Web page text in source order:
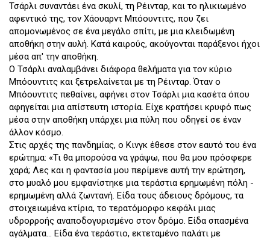
Τσάρλι συναντάει ένα σκυλί, τη Ρέινταρ, και το ηλικιωμένο
αφεντικό της, τον Χάουαρντ Μπόουντιτς, που ζει
απομονωμένος σε ένα μεγάλο σπίτι, με μια κλειδωμένη
αποθήκη στην αυλή. Κατά καιρούς, ακούγονται παράξενοι ήχοι
μέσα απ' την αποθήκη.
Ο Τσάρλι αναλαμβάνει διάφορα θελήματα για τον κύριο
Μπόουντιτς και ξετρελαίνεται με τη Ρέινταρ. Όταν ο
Μπόουντιτς πεθαίνει, αφήνει στον Τσάρλι μια κασέτα όπου
αφηγείται μια απίστευτη ιστορία. Είχε κρατήσει κρυφό πως
μέσα στην αποθήκη υπάρχει μια πύλη που οδηγεί σε έναν
άλλον κόσμο.
Στις αρχές της πανδημίας, ο Κινγκ έθεσε στον εαυτό του ένα
ερώτημα: «Τι θα μπορούσα να γράψω, που θα μου πρόσφερε
χαρά; Λες και η φαντασία μου περίμενε αυτή την ερώτηση,
στο μυαλό μου εμφανίστηκε μια τεράστια ερημωμένη πόλη -
ερημωμένη αλλά ζωντανή. Είδα τους άδειους δρόμους, τα
στοιχειωμένα κτίρια, το τερατόμορφο κεφάλι μιας
υδρορροής αναποδογυρισμένο στον δρόμο. Είδα σπασμένα
αγάλματα... Είδα ένα τεράστιο, εκτεταμένο παλάτι με